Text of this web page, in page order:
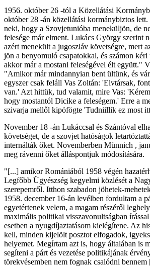
1956. október 26 -tól a Közellátási
október 28 -án közellátási kormánybiztos
neki, hogy a Szovjetunióba meneküljön, de
felesége már elment. Lukács György szerint
azért menekült a jugoszláv követségre, mert
jön a benyomuló csapatokkal, és számon kéri
akkor már a mostani feleségével élt együtt."
"Amikor már mindannyian bent ültünk, és
egyszer csak feláll Vas Zoltán: 'Elvtársak,
van.' Azt hittük, tud valamit, mire Vas:
hogy mostantól Dicike a feleségem.' Erre a
szivarja mellől kipöfögte 'Tudniillik ez most
November 18 -án Lukáccsal és Szántóval
követséget, de a szovjet hatóságok
internálták őket. Novemberben Münnich ,
meg rávenni őket álláspontjuk módosítására.
"[...] amikor Romániából 1958 végén
Legfőbb Ügyészség kegyelmi közlését a
szerepemről. Itthon szabadon jöhetek-
1958. december 16-án levélben fordultam a
egyetértenek velem, a magam részéről
maximális politikai visszavonultságban
esetben a nyugdíjaztatásom kielégítene. Az
kell, minden kijelölt posztot elfogadok,
helyemet. Megírtam azt is, hogy általában is
segíteni a párt és vezetése politikájának
törekvésemben nem fognak csalódni bennem